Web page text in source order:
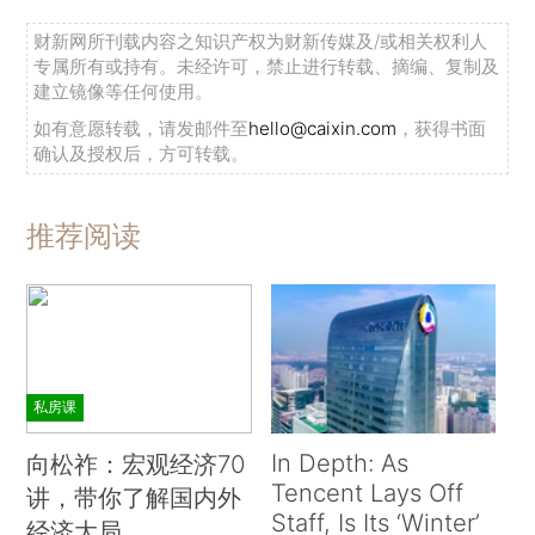
财新网所刊载内容之知识产权为财新传媒及/或相关权利人
专属所有或持有。未经许可，禁止进行转载、摘编、复制及
建立镜像等任何使用。
如有意愿转载，请发邮件至hello@caixin.com ，获得书面
确认及授权后，方可转载。
推荐阅读
私房课
向松祚：宏观经济70
讲，带你了解国内外
In Depth: As
Tencent Lays Off
Staff, Is Its ‘Winter’